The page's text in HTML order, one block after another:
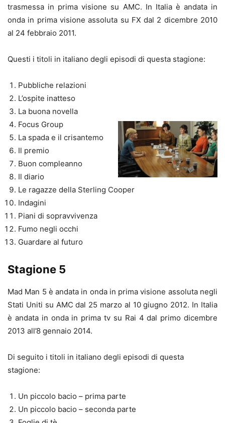
trasmessa in prima visione su AMC. In Italia è andata in
onda in prima visione assoluta su FX dal 2 dicembre 2010
al 24 febbraio 2011.
Questi i titoli in italiano degli episodi di questa stagione:
Pubbliche relazioni
L’ospite inatteso
La buona novella
Focus Group
La spada e il crisantemo
Il premio
Buon compleanno
Il diario
Le ragazze della Sterling Cooper
Indagini
Piani di sopravvivenza
Fumo negli occhi
Guardare al futuro
Stagione 5
Mad Man 5 è andata in onda in prima visione assoluta negli
Stati Uniti su AMC dal 25 marzo al 10 giugno 2012. In Italia
è andata in onda in prima tv su Rai 4 dal primo dicembre
2013 all’8 gennaio 2014.
Di seguito i titoli in italiano degli episodi di questa
stagione:
Un piccolo bacio – prima parte
Un piccolo bacio – seconda parte